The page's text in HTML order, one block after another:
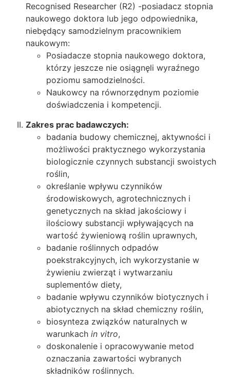
Recognised Researcher (R2) -posiadacz stopnia
naukowego doktora lub jego odpowiednika,
niebędący samodzielnym pracownikiem
naukowym:
Posiadacze stopnia naukowego doktora,
którzy jeszcze nie osiągnęli wyraźnego
poziomu samodzielności.
Naukowcy na równorzędnym poziomie
doświadczenia i kompetencji.
Zakres prac badawczych:
badania budowy chemicznej, aktywności i
możliwości praktycznego wykorzystania
biologicznie czynnych substancji swoistych
roślin,
określanie wpływu czynników
środowiskowych, agrotechnicznych i
genetycznych na skład jakościowy i
ilościowy substancji wpływających na
wartość żywieniową roślin uprawnych,
badanie roślinnych odpadów
poekstrakcyjnych, ich wykorzystanie w
żywieniu zwierząt i wytwarzaniu
suplementów diety,
badanie wpływu czynników biotycznych i
abiotycznych na skład chemiczny roślin,
biosynteza związków naturalnych w
warunkach in vitro,
doskonalenie i opracowywanie metod
oznaczania zawartości wybranych
składników roślinnych.